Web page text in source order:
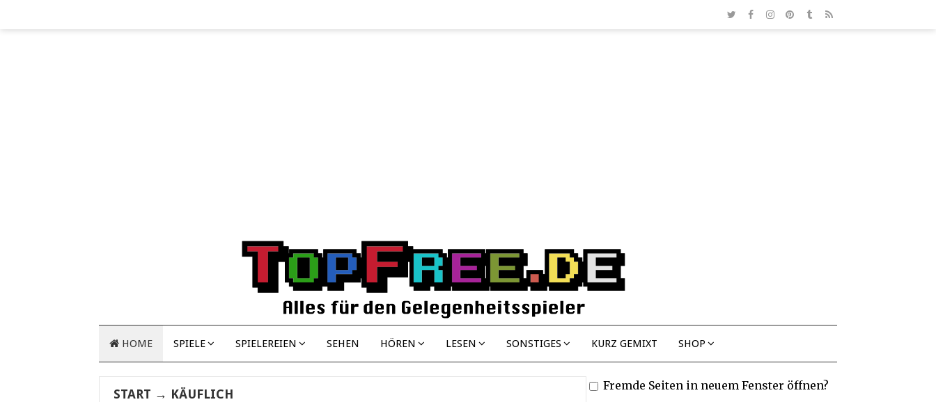
HOME SPIELE SPIELEREIEN SEHEN HÖREN LESEN SONSTIGES KURZ GEMIXT SHOP
START → KÄUFLICH
Fremde Seiten in neuem Fenster öffnen?